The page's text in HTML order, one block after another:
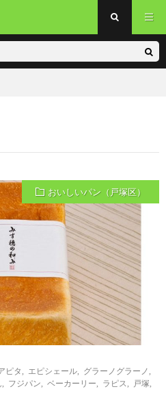
おいしいパン（戸塚区）
ピタ エピシェール グラーノグラーノ
フジパン ベーカーリー ラピス 戸塚